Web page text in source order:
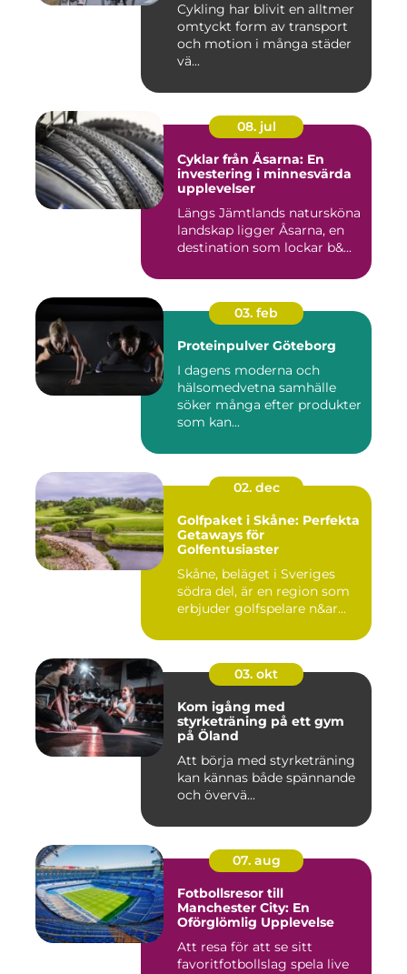
Cykling har blivit en alltmer
omtyckt form av transport
och motion i många städer
vä...
08. jul
Cyklar från Åsarna: En
investering i minnesvärda
upplevelser
Längs Jämtlands natursköna
landskap ligger Åsarna, en
destination som lockar b&...
03. feb
Proteinpulver Göteborg
I dagens moderna och
hälsomedvetna samhälle
söker många efter produkter
som kan...
02. dec
Golfpaket i Skåne: Perfekta
Getaways för
Golfentusiaster
Skåne, beläget i Sveriges
södra del, är en region som
erbjuder golfspelare n&ar...
03. okt
Kom igång med
styrketräning på ett gym
på Öland
Att börja med styrketräning
kan kännas både spännande
och övervä...
07. aug
Fotbollsresor till
Manchester City: En
Oförglömlig Upplevelse
Att resa för att se sitt
favoritfotbollslag spela live